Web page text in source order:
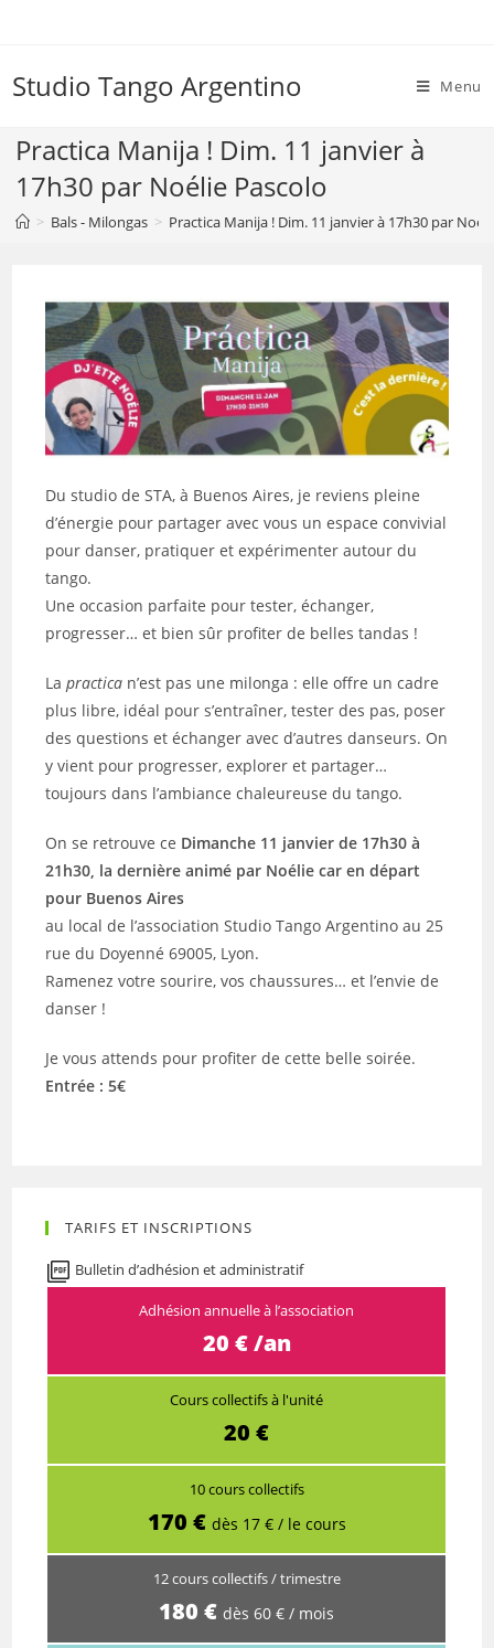
Studio Tango Argentino Menu
Practica Manija ! Dim. 11 janvier à
17h30 par Noélie Pascolo
> Bals - Milongas > Practica Manija ! Dim. 11 janvier à 17h30 par
Du studio de STA, à Buenos Aires, je reviens pleine
d’énergie pour partager avec vous un espace convivial
pour danser, pratiquer et expérimenter autour du
tango.
Une occasion parfaite pour tester, échanger,
progresser… et bien sûr profiter de belles tandas !
Lapractica n’est pas une milonga : elle offre un cadre
plus libre, idéal pour s’entraîner, tester des pas, poser
des questions et échanger avec d’autres danseurs. On
y vient pour progresser, explorer et partager…
toujours dans l’ambiance chaleureuse du tango.
On se retrouve ce Dimanche 11 janvier de 17h30 à
21h30, la dernière animé par Noélie car en départ
pour Buenos Aires
au local de l’association Studio Tango Argentino au 25
rue du Doyenné 69005, Lyon.
Ramenez votre sourire, vos chaussures… et l’envie de
danser !
Je vous attends pour profiter de cette belle soirée.
Entrée : 5€
TARIFS ET INSCRIPTIONS
Bulletin d’adhésion et administratif
Adhésion annuelle à l’association
20 € /an
Cours collectifs à l'unité
20 €
10 cours collectifs
170 € dès 17 € / le cours
12 cours collectifs / trimestre
180 €dès 60 € / mois